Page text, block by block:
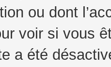
ou dont
voir si vous
a été